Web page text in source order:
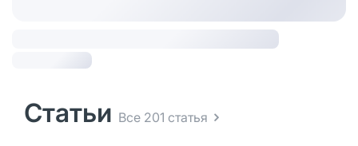
Статьи Все 201 статья